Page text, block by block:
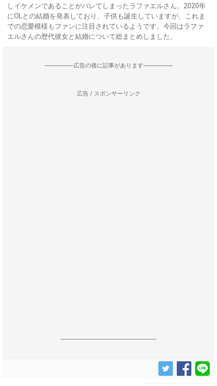
しイケメンであることがバレてしまったラファエルさん。2020年
にOLとの結婚を発表しており、子供も誕生していますが、これま
での恋愛模様もファンに注目されているようです。今回はラファ
エルさんの歴代彼女と結婚について総まとめしました。
--------------------広告の後に記事があります--------------------
広告 / スポンサーリンク
------------------------------------------------------------------